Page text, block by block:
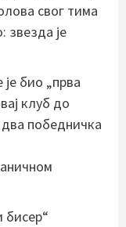
свог тима
звезда је
био „прва
клуб до
победничка
бисер“